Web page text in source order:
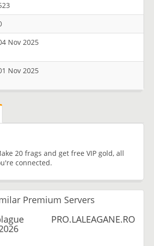
Nov 2025
Nov 2025
20 frags and get free VIP gold, all
connected.
Premium Servers
PRO.LALEAGANE.RO